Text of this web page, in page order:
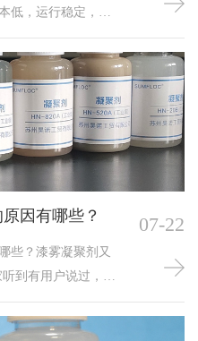
低，运行稳定，一
理也是废水处理的
些对微生物有抑
入生化池前须进行
除对微生物有毒害
的微生物能够正常
作用？
因有哪些？
些？漆雾凝聚剂又
到有用户说过，漆
，分析可能是操作
他的原因发生，因
07-22